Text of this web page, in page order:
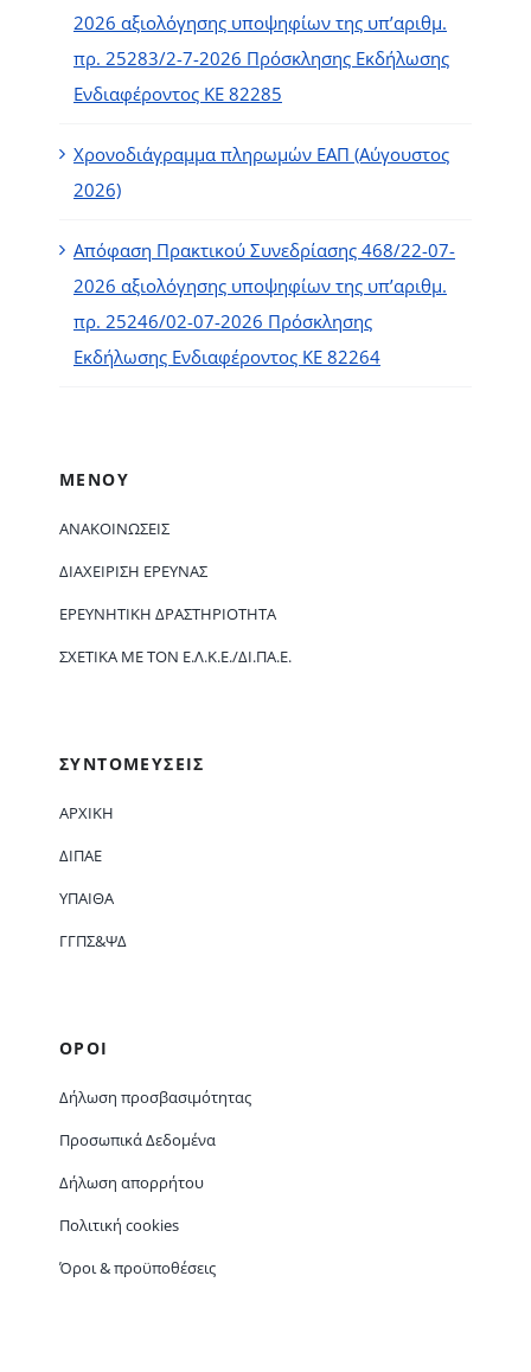
2026 αξιολόγησης υποψηφίων της υπ’αριθμ.
πρ. 25283/2-7-2026 Πρόσκλησης Εκδήλωσης
Ενδιαφέροντος ΚΕ 82285
Χρονοδιάγραμμα πληρωμών ΕΑΠ (Αύγουστος
2026)
Απόφαση Πρακτικού Συνεδρίασης 468/22-07-
2026 αξιολόγησης υποψηφίων της υπ’αριθμ.
πρ. 25246/02-07-2026 Πρόσκλησης
Εκδήλωσης Ενδιαφέροντος ΚΕ 82264
ΜΕΝΟΥ
ΑΝΑΚΟΙΝΏΣΕΙΣ
ΔΙΑΧΕΊΡΙΣΗ ΈΡΕΥΝΑΣ
ΕΡΕΥΝΗΤΙΚΉ ΔΡΑΣΤΗΡΙΌΤΗΤΑ
ΣΧΕΤΙΚΆ ΜΕ ΤΟΝ Ε.Λ.Κ.Ε./ΔΙ.ΠΑ.Ε.
ΣΥΝΤΟΜΕΥΣΕΙΣ
ΑΡΧΙΚΗ
ΔΙΠΑΕ
ΥΠΑΙΘΑ
ΓΓΠΣ&ΨΔ
ΟΡΟΙ
Δήλωση προσβασιμότητας
Προσωπικά Δεδομένα
Δήλωση απορρήτου
Πολιτική cookies
Όροι & προϋποθέσεις